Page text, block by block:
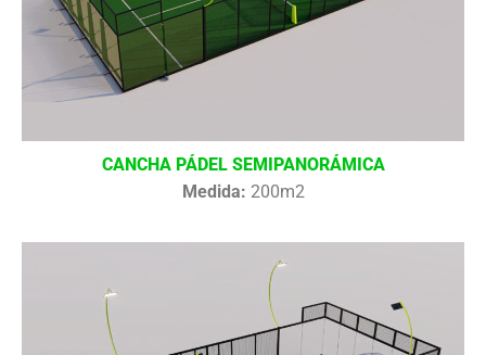
CANCHA PÁDEL SEMIPANORÁMICA
Medida: 200m2